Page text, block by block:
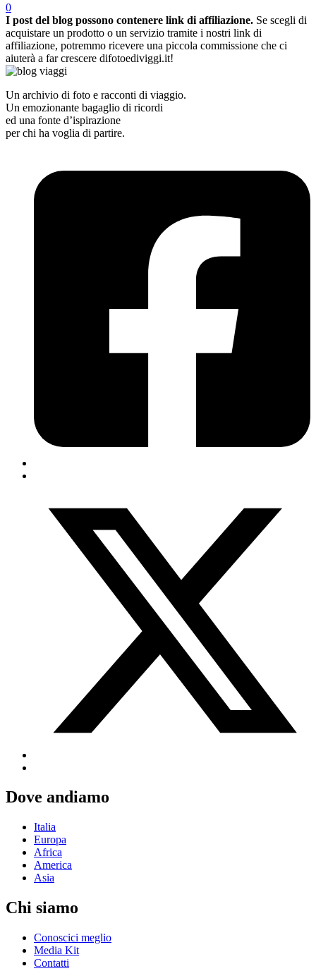
0
I post del blog possono contenere link di affiliazione. Se scegli di
acquistare un prodotto o un servizio tramite i nostri link di
affiliazione, potremmo ricevere una piccola commissione che ci
aiuterà a far crescere difotoediviggi.it!
Un archivio di foto e racconti di viaggio.
Un emozionante bagaglio di ricordi
ed una fonte d’ispirazione
per chi ha voglia di partire.
Dove andiamo
Italia
Europa
Africa
America
Asia
Chi siamo
Conoscici meglio
Media Kit
Contatti